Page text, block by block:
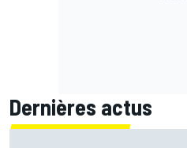
Dernières actus